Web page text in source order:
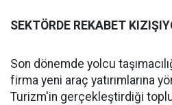
SEKTÖRDE REKABET
Son dönemde yolcu
firma yeni araç yatırımlarına
Turizm'in gerçekleştirdiği